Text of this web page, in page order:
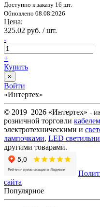
Доступно к заказу 16 шт.
Обновлено 08.08.2026
Цена:
325.02 руб. / шт.
-
+
Купить
×
Войти
«Интертех»
© 2019–2026 «Интертех» -
розничной торговли
электротехническими и
лампочками, LED
другими товарами.
сайта
Популярное